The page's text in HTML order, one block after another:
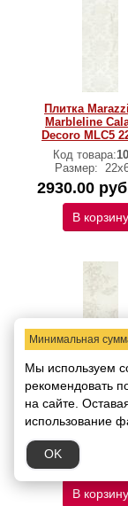
Плитка
Marbleline
Decoro MLC5
Код товара:
Размер:
2930.00
В корзину
Декор
Marbleline
Decoro MLFM
Размер:
1772.00 руб.
В корзину
Минимальная
Мы используем
рекомендовать
на сайте.
использование
OK